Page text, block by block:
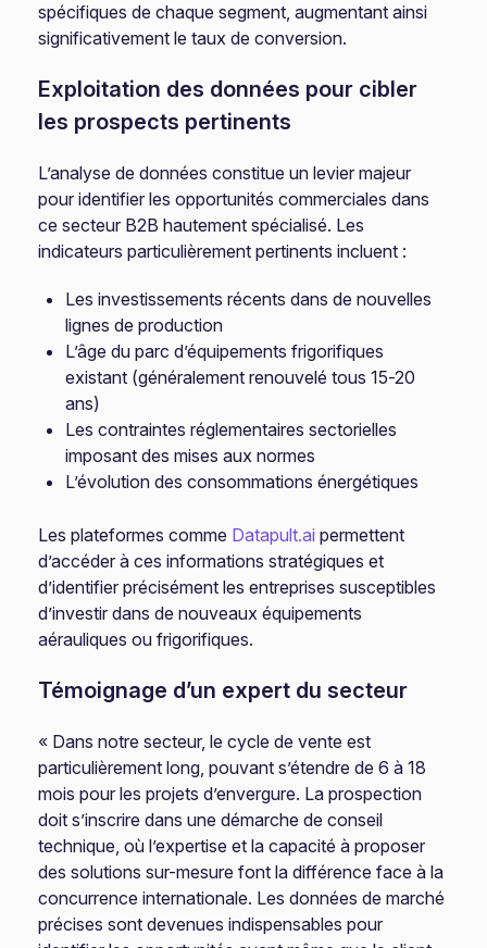
spécifiques de chaque segment, augmentant ainsi
significativement le taux de conversion.
Exploitation des données pour cibler
les prospects pertinents
L’analyse de données constitue un levier majeur
pour identifier les opportunités commerciales dans
ce secteur B2B hautement spécialisé. Les
indicateurs particulièrement pertinents incluent :
Les investissements récents dans de nouvelles
lignes de production
L’âge du parc d’équipements frigorifiques
existant (généralement renouvelé tous 15-20
ans)
Les contraintes réglementaires sectorielles
imposant des mises aux normes
L’évolution des consommations énergétiques
Les plateformes comme Datapult.ai permettent
d’accéder à ces informations stratégiques et
d’identifier précisément les entreprises susceptibles
d’investir dans de nouveaux équipements
aérauliques ou frigorifiques.
Témoignage d’un expert du secteur
« Dans notre secteur, le cycle de vente est
particulièrement long, pouvant s’étendre de 6 à 18
mois pour les projets d’envergure. La prospection
doit s’inscrire dans une démarche de conseil
technique, où l’expertise et la capacité à proposer
des solutions sur-mesure font la différence face à la
concurrence internationale. Les données de marché
précises sont devenues indispensables pour